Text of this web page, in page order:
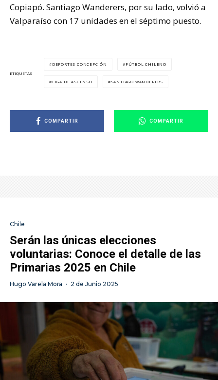
Copiapó. Santiago Wanderers, por su lado, volvió a
Valparaíso con 17 unidades en el séptimo puesto.
ETIQUETAS
DEPORTES CONCEPCIÓN FÚTBOL CHILENO
LIGA DE ASCENSO SANTIAGO WANDERERS
COMPARTIR COMPARTIR
Chile
Serán las únicas elecciones
voluntarias: Conoce el detalle de las
Primarias 2025 en Chile
Hugo Varela Mora · 2 de Junio 2025